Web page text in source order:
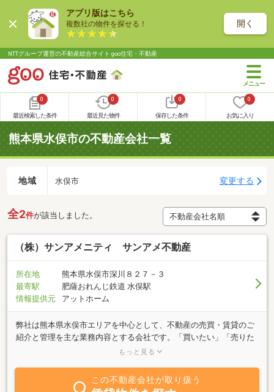
アプリ版はこちら
複数社の物件を探せる！ 開く
NTTグループ運営の不動産総合サイト goo住宅・不動産
0
最近検索した条件
0
最近見た物件
0
保存した条件
0
お気に入り
熊本県水俣市の不動産会社一覧
地域 水俣市 変更する
全2件が該当しました。
（株）サンアメニティ サンアメ不動産
所在地
熊本県水俣市深川８２７－３
最寄駅
肥薩おれんじ鉄道 水俣駅
情報提供元
アットホーム
弊社は熊本県水俣市エリアを中心として、不動産の売買・賃貸のご
紹介と管理を主な業務内容とする会社です。「買いたい」「売りた
い」「借りたい」「貸したい」お客様のご希望に併せたスピーディ
するご質問は、弊社にご相談ください。親身になってお客様のご要
望にお答え致しますのでお気軽にご相談ください。
もっと見る
この不動産会社が取り扱う